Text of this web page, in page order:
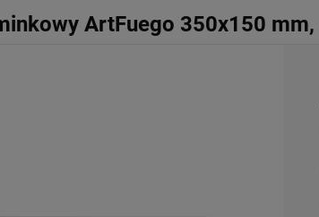
ArtFuego 350x150